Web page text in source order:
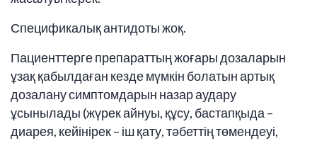
Спецификалық антидоты жоқ.
Пациенттерге препараттың жоғары дозаларын
ұзақ қабылдаған кезде мүмкін болатын артық
дозалану симптомдарын назар аудару
ұсынылады (жүрек айнуы, құсу, бастапқыда –
диарея, кейінірек – іш қату, тәбеттің төмендеуі,